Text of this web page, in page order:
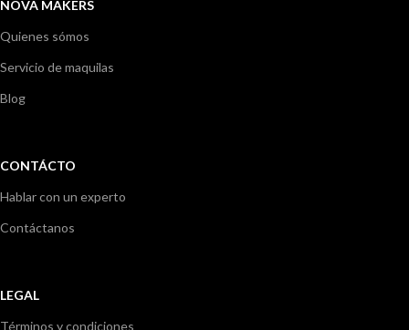
NOVA MAKERS
Quienes sómos
Servicio de maquilas
Blog
CONTÁCTO
Hablar con un experto
Contáctanos
LEGAL
Términos y condiciones